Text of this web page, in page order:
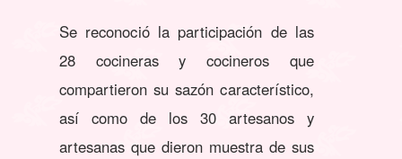
Se reconoció la participación de las
28 cocineras y cocineros que
compartieron su sazón característico,
así como de los 30 artesanos y
artesanas que dieron muestra de sus